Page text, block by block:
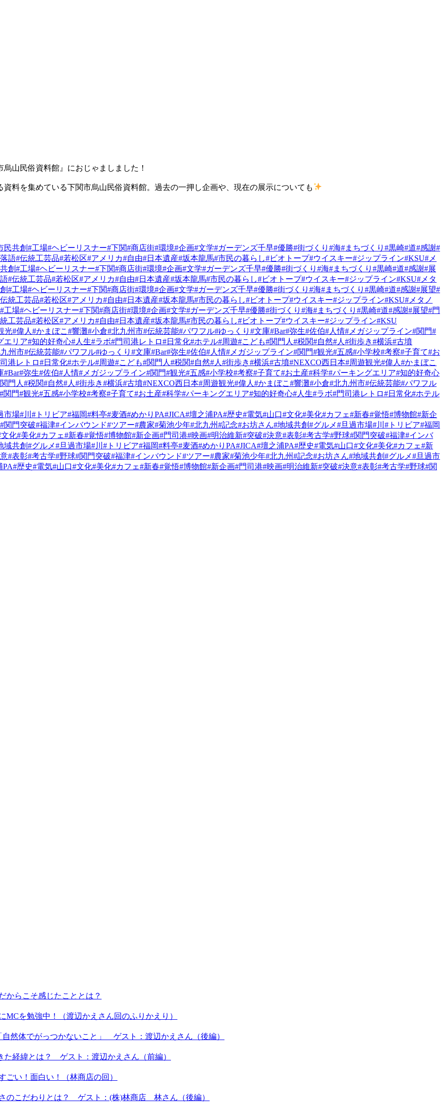
山民俗資料館』におじゃましました！
料を集めている下関市烏山民俗資料館。過去の一押し企画や、現在の展示についても
民共創#工場#ヘビーリスナー#下関#商店街#環境#企画#文学#ガーデンズ千早#優勝#街づくり #海#まちづくり #黒崎#道#感謝#
語#伝統工芸品#若松区#アメリカ#自由#日本遺産#坂本龍馬#市民の暮らし#ビオトープ#ウイスキー#ジップライン#KSU#メ
創#工場#ヘビーリスナー#下関#商店街#環境#企画#文学#ガーデンズ千早#優勝#街づくり #海#まちづくり #黒崎#道#感謝#展
#伝統工芸品#若松区#アメリカ#自由#日本遺産#坂本龍馬#市民の暮らし#ビオトープ#ウイスキー#ジップライン#KSU#メタ
#工場#ヘビーリスナー#下関#商店街#環境#企画#文学#ガーデンズ千早#優勝#街づくり #海#まちづくり #黒崎#道#感謝#展望#
統工芸品#若松区#アメリカ#自由#日本遺産#坂本龍馬#市民の暮らし#ビオトープ#ウイスキー#ジップライン#KSU#メタノ
#工場#ヘビーリスナー#下関#商店街#環境#企画#文学#ガーデンズ千早#優勝#街づくり #海#まちづくり #黒崎#道#感謝#展望#門
工芸品#若松区#アメリカ#自由#日本遺産#坂本龍馬#市民の暮らし#ビオトープ#ウイスキー#ジップライン#KSU
光#偉人 #かまぼこ #響灘#小倉#北九州市#伝統芸能#パワフル#ゆっくり #文庫#Bar#弥生#佐伯#人情#メガジップライン#関門#
エリア#知的好奇心#人生#ラボ#門司港レトロ#日常化#ホテル#周遊#こども#関門人 #税関#自然#人 #街歩き#横浜#古墳
州市#伝統芸能#パワフル#ゆっくり #文庫#Bar#弥生#佐伯#人情#メガジップライン#関門#観光#五感#小学校#考察#子育て#お
港レトロ#日常化#ホテル#周遊#こども#関門人 #税関#自然#人 #街歩き#横浜#古墳#NEXCO西日本#周遊観光#偉人 #かまぼこ
#Bar#弥生#佐伯#人情#メガジップライン#関門#観光#五感#小学校#考察#子育て#お土産#科学#パーキングエリア#知的好奇心
門人 #税関#自然#人 #街歩き#横浜#古墳#NEXCO西日本#周遊観光#偉人 #かまぼこ #響灘#小倉#北九州市#伝統芸能#パワフル
#関門#観光#五感#小学校#考察#子育て#お土産#科学#パーキングエリア#知的好奇心#人生#ラボ#門司港レトロ#日常化#ホテル
市場#川 #トリビア#福岡#料亭#麦酒#めかりPA#JICA#壇之浦PA#歴史#電気#山口#文化#美化#カフェ#新春#覚悟#博物館#新企
#関門突破#福津#インバウンド#ツアー#農家#菊池少年#北九州#記念#お坊さん#地域共創#グルメ#旦過市場#川 #トリビア#福岡
文化#美化#カフェ#新春#覚悟#博物館#新企画#門司港#映画#明治維新#突破#決意#表彰#考古学#野球#関門突破#福津#インバ
域共創#グルメ#旦過市場#川 #トリビア#福岡#料亭#麦酒#めかりPA#JICA#壇之浦PA#歴史#電気#山口#文化#美化#カフェ#新
#表彰#考古学#野球#関門突破#福津#インバウンド#ツアー#農家#菊池少年#北九州#記念#お坊さん#地域共創#グルメ#旦過市
PA#歴史#電気#山口#文化#美化#カフェ#新春#覚悟#博物館#新企画#門司港#映画#明治維新#突破#決意#表彰#考古学#野球#関
からこそ感じたこととは？
を勉強中！（渡辺かえさん回のふりかえり）
然体でがっつかないこと」 ゲスト：渡辺かえさん（後編）
た経緯とは？ ゲスト：渡辺かえさん（前編）
ごい！面白い！（林商店の回）
のこだわりとは？ ゲスト：(株)林商店 林さん（後編）